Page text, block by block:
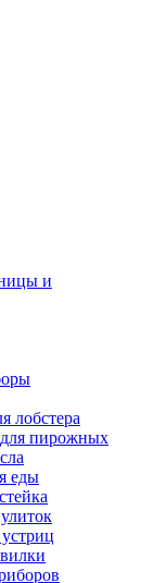
и
лобстера
пирожных
еды